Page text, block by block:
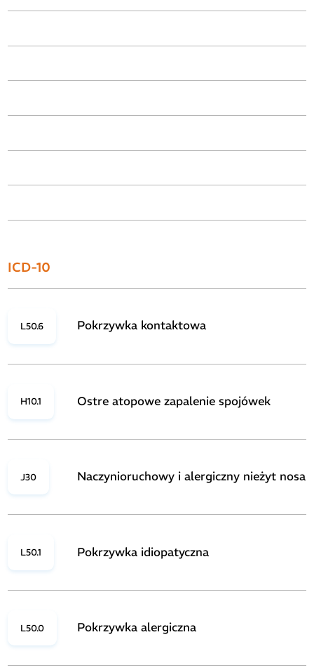
ICD-10
L50.6 Pokrzywka kontaktowa
H10.1 Ostre atopowe zapalenie spojówek
J30 Naczynioruchowy i alergiczny nieżyt nosa
L50.1 Pokrzywka idiopatyczna
L50.0 Pokrzywka alergiczna